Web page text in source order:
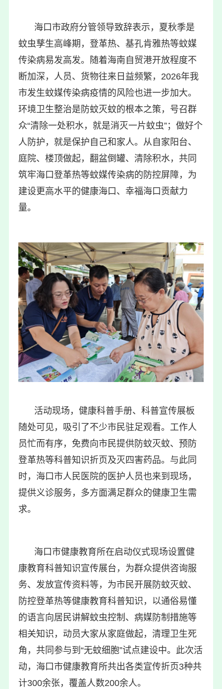
海口市政府分管领导致辞表示，夏秋季是
蚊虫孳生高峰期，登革热、基孔肯雅热等蚊媒
传染病易发高发。随着海南自贸港开放程度不
断加深，人员、货物往来日益频繁，2026年我
市发生蚊媒传染病疫情的风险也进一步加大。
环境卫生整治是防蚊灭蚊的根本之策，号召群
众“清除一处积水，就是消灭一片蚊虫”；做好个
人防护，就是保护自己和家人。从自家阳台、
庭院、楼顶做起，翻盆倒罐、清除积水，共同
筑牢海口登革热等蚊媒传染病的防控屏障，为
建设更高水平的健康海口、幸福海口贡献力
量。
活动现场，健康科普手册、科普宣传展板
随处可见，吸引了不少市民驻足观看。工作人
员忙而有序，免费向市民提供防蚊灭蚊、预防
登革热等科普知识折页及灭四害药品。与此同
时，海口市人民医院的医护人员也来到现场，
提供义诊服务，多方面满足群众的健康卫生需
求。
海口市健康教育所在启动仪式现场设置健
康教育科普知识宣传展台，为群众提供咨询服
务、发放宣传资料等，为市民开展防蚊灭蚊、
防控登革热等健康教育科普知识，以通俗易懂
的语言向居民讲解蚊虫控制、病媒防制措施等
相关知识，动员大家从家庭做起，清理卫生死
角，共同参与到“无蚊细胞”试点建设中。此次活
动，海口市健康教育所共出各类宣传折页3种共
计300余张，覆盖人数200余人。